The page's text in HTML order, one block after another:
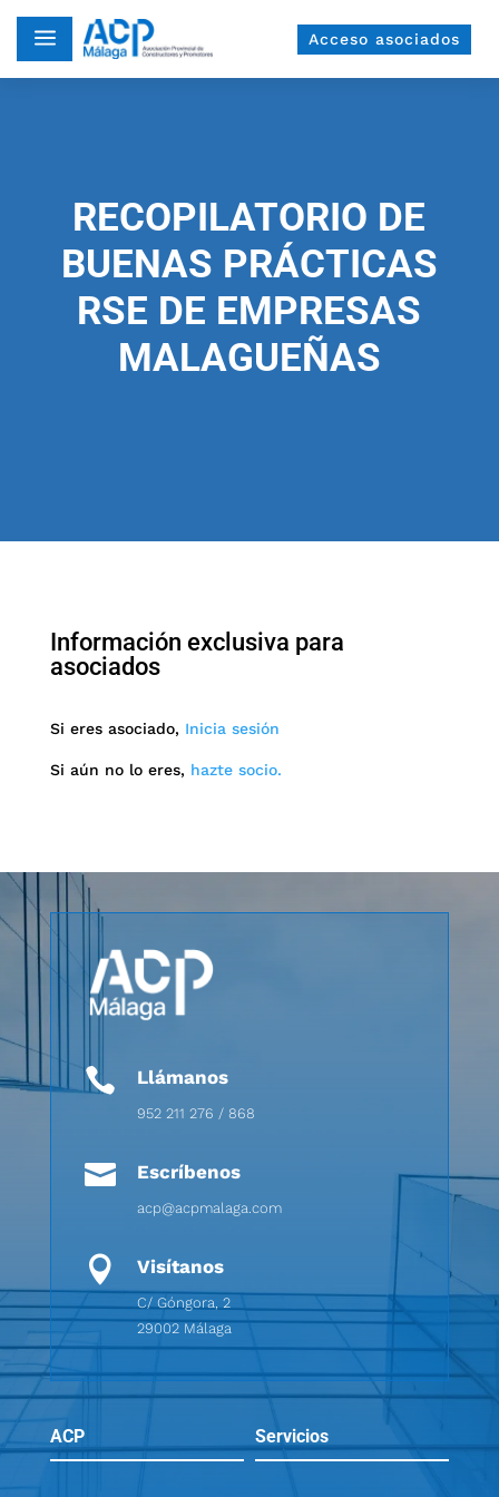
a Acceso asociados
RECOPILATORIO DE
BUENAS PRÁCTICAS
RSE DE EMPRESAS
MALAGUEÑAS
Información exclusiva para
asociados
Si eres asociado, Inicia sesión
Si aún no lo eres, hazte socio.
 Llámanos
952 211 276 / 868
 Escríbenos
acp@acpmalaga.com
 Visítanos
C/ Góngora, 2
29002 Málaga
ACP Servicios